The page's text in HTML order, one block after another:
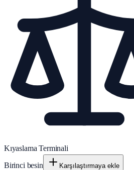
Kıyaslama Terminali
Birinci besin
Karşılaştırmaya ekle